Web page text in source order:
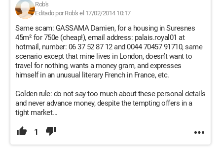
proporcionar los documentos
siguientes:
Copias del anverso y reverso de la tarjeta de identidad o
licencia de conducir
Últimos recibos de salario
Un recibo del último alquiler (si está dejando un alquiler)
El pago de un mes de alquiler y un mes de fianza (2000 CHF).
Me gustaría que me dejases la información anterior para
acordar una cita
Estaré esperando tu respuesta para tomar una decisión sobre
PD: tienes en archivos adjuntos las vistas completas del
apartamento
Rob's
Editado por Rob's el 17/02/2014 10:17
Same scam: GASSAMA Damien, for a housing in Suresnes
45m² for 750e (cheap!), email address: palais.royal01 at
hotmail, number: 06 37 52 87 12 and 0044 70457 91710, same
scenario except that mine lives in London, doesn’t want to
travel for nothing, wants a money gram, and expresses
himself in an unusual literary French in France, etc.
Golden rule: do not say too much about these personal details
and never advance money, despite the tempting offers in a
tight market...
1